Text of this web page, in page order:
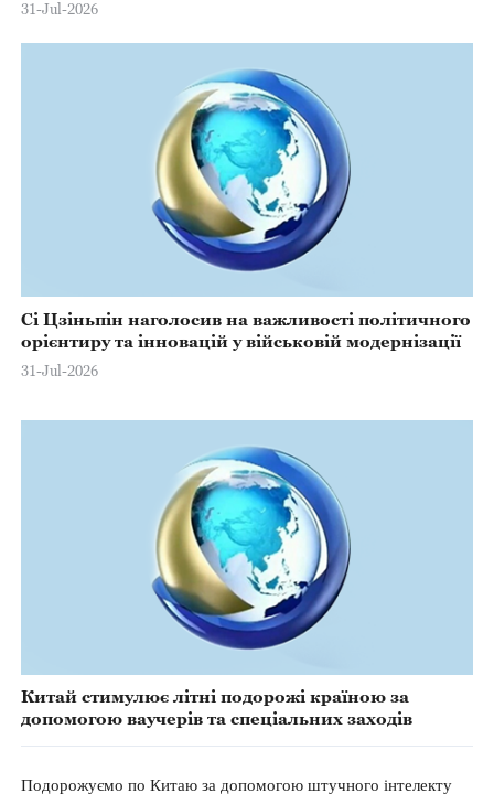
31-Jul-2026
Сі Цзіньпін наголосив на важливості політичного
орієнтиру та інновацій у військовій модернізації
31-Jul-2026
Китай стимулює літні подорожі країною за
допомогою ваучерів та спеціальних заходів
Подорожуємо по Китаю за допомогою штучного інтелекту